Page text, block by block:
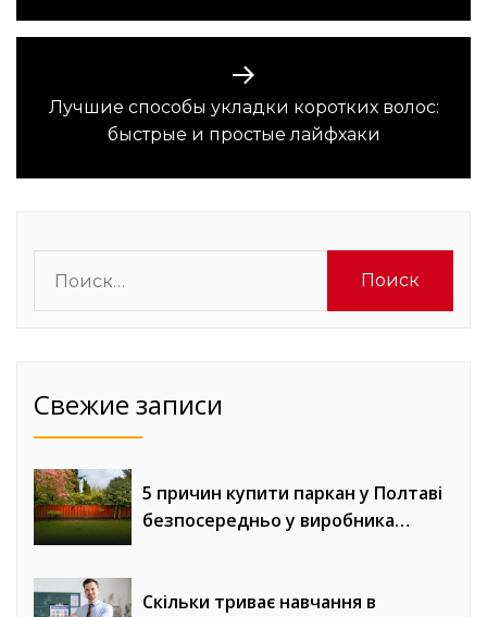
Следующая
запись:
Лучшие способы укладки коротких волос:
быстрые и простые лайфхаки
Свежие записи
5 причин купити паркан у Полтаві
безпосередньо у виробника
Скільки триває навчання в